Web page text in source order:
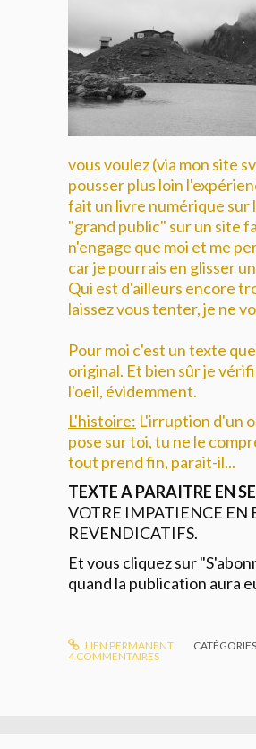
vous voulez (via mon site
pousser plus loin
fait un livre numérique sur
"grand public" sur un site
n'engage que moi et me
car je pourrais en glisser
Qui est d'ailleurs encore
laissez vous tenter, je ne
Pour moi c'est un texte
original. Et bien sûr je
l'oeil, évidemment.
L'histoire: L'irruption d'un
pose sur toi, tu ne le
tout prend fin, parait-il...
TEXTE A PARAITRE EN
VOTRE IMPATIENCE EN
REVENDICATIFS.
Et vous cliquez sur
quand la publication aura
LIEN PERMANENT
4 COMMENTAIRES